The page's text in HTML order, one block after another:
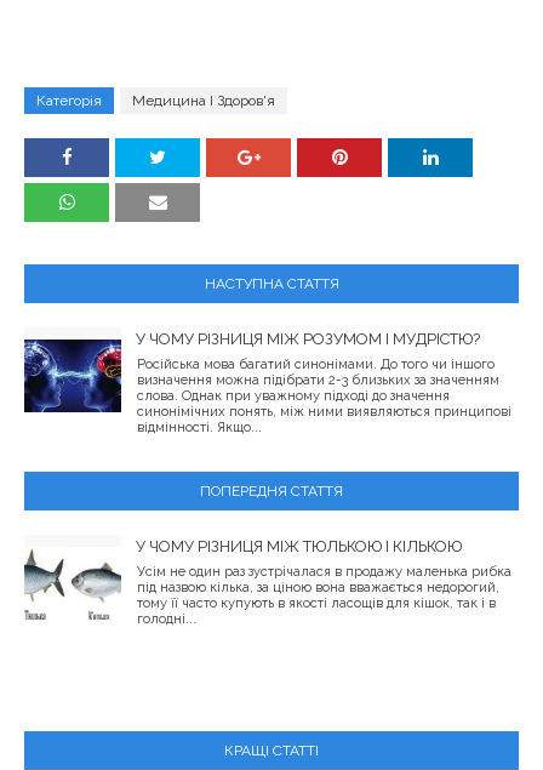
Категорія Медицина І Здоров'я
НАСТУПНА СТАТТЯ
У ЧОМУ РІЗНИЦЯ МІЖ РОЗУМОМ І МУДРІСТЮ?
Російська мова багатий синонімами. До того чи іншого
визначення можна підібрати 2-3 близьких за значенням
слова. Однак при уважному підході до значення
синонімічних понять, між ними виявляються принципові
відмінності. Якщо...
ПОПЕРЕДНЯ СТАТТЯ
У ЧОМУ РІЗНИЦЯ МІЖ ТЮЛЬКОЮ І КІЛЬКОЮ
Усім не один раз зустрічалася в продажу маленька рибка
під назвою кілька, за ціною вона вважається недорогий,
тому її часто купують в якості ласощів для кішок, так і в
голодні...
КРАЩІ СТАТТІ